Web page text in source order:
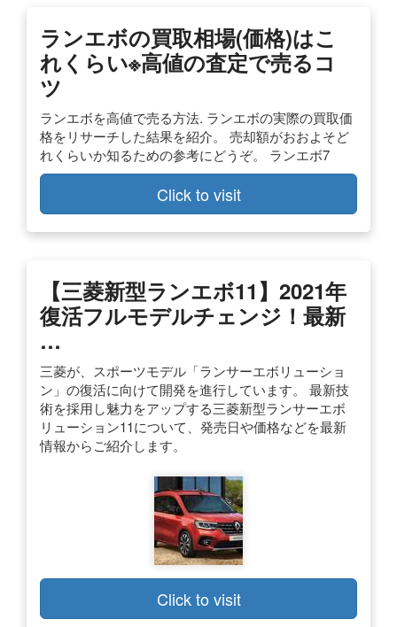
ランエボの買取相場(価格)はこ
れくらい※高値の査定で売るコ
ツ
ランエボを高値で売る方法. ランエボの実際の買取価
格をリサーチした結果を紹介。 売却額がおおよそど
れくらいか知るための参考にどうぞ。 ランエボ7
Click to visit
【三菱新型ランエボ11】2021年
復活フルモデルチェンジ！最新
…
三菱が、スポーツモデル「ランサーエボリューショ
ン」の復活に向けて開発を進行しています。 最新技
術を採用し魅力をアップする三菱新型ランサーエボ
リューション11について、発売日や価格などを最新
情報からご紹介します。
Click to visit